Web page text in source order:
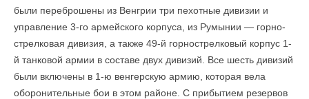
были переброшены из Венгрии три пехотные дивизии и
управление 3-го армейского корпуса, из Румынии — горно­
стрелковая дивизия, а также 49-й горнострелковый корпус 1-
й танковой армии в составе двух дивизий. Все шесть дивизий
были включены в 1-ю венгерскую армию, которая вела
оборонительные бои в этом районе. С прибытием резервов